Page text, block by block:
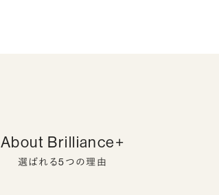
About Brilliance+
選ばれる5つの理由